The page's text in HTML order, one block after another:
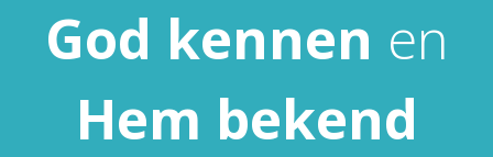
God kennen en
Hem bekend